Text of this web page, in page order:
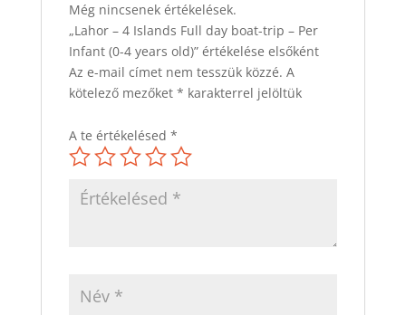
mennyiség
Még nincsenek értékelések.
„Lahor – 4 Islands Full day boat-trip – Per
Infant (0-4 years old)” értékelése elsőként
Az e-mail címet nem tesszük közzé. A
kötelező mezőket * karakterrel jelöltük
A te értékelésed *